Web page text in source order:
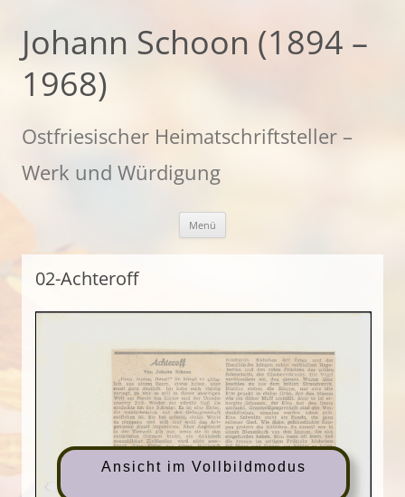
springen
Johann Schoon (1894 –
1968)
Ostfriesischer Heimatschriftsteller –
Werk und Würdigung
Menü
02-Achteroff
Ansicht im Vollbildmodus